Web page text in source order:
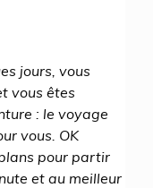
jours, vous
vous êtes
: le voyage
vous. OK
pour partir
et au meilleur